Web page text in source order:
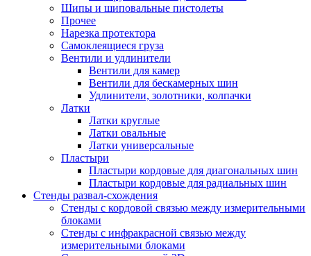
Шипы и шиповальные пистолеты
Прочее
Нарезка протектора
Самоклеящиеся груза
Вентили и удлинители
Вентили для камер
Вентили для бескамерных шин
Удлинители, золотники, колпачки
Латки
Латки круглые
Латки овальные
Латки универсальные
Пластыри
Пластыри кордовые для диагональных шин
Пластыри кордовые для радиальных шин
Стенды развал-схождения
Стенды с кордовой связью между измерительными
блоками
Стенды с инфракрасной связью между
измерительными блоками